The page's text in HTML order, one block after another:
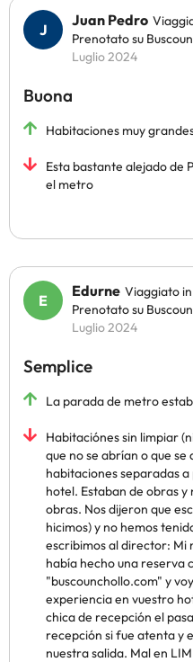
Juan Pedro
Prenotato su
Luglio 2024
Buona
Habitaciones muy
Esta bastante alejado de
el metro
Edurne Viaggiato
Prenotato su
Luglio 2024
Semplice
La parada de metro
Habitaciónes sin limpiar
que no se abrían o que
habitaciones separadas
hotel. Estaban de obras
obras. Nos dijeron que
hicimos) y no hemos
escribimos al director: Mi
había hecho una reserva
"buscounchollo.com" y
experiencia en vuestro
chica de recepción el
recepción si fue atenta y
nuestra salida. Mal en